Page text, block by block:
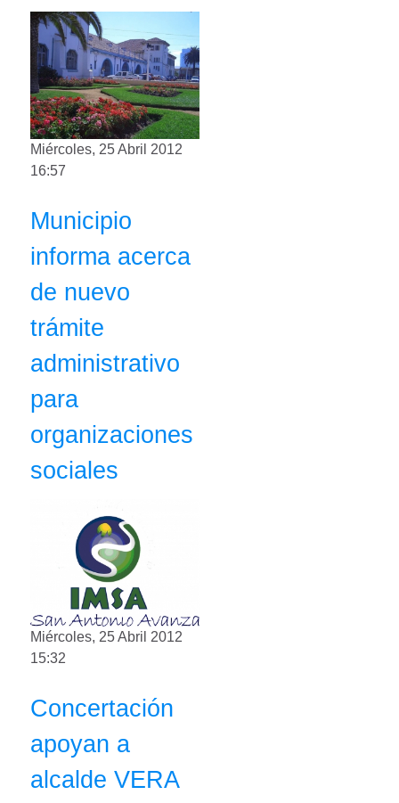
Miércoles, 25 Abril 2012
16:57
Municipio
informa acerca
de nuevo
trámite
administrativo
para
organizaciones
sociales
Miércoles, 25 Abril 2012
15:32
Concertación
apoyan a
alcalde VERA